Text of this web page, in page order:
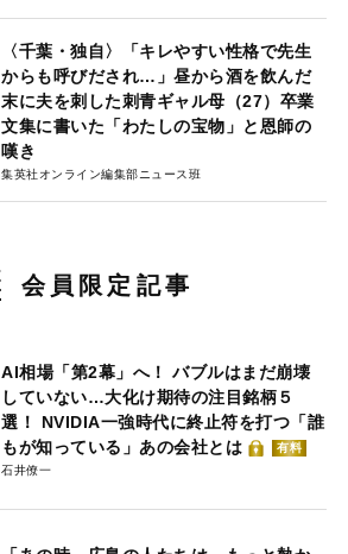
〈千葉・独自〉「キレやすい性格で先生
からも呼びだされ…」昼から酒を飲んだ
末に夫を刺した刺青ギャル母（27）卒業
文集に書いた「わたしの宝物」と恩師の
嘆き
集英社オンライン編集部ニュース班
会員限定記事
AI相場「第2幕」へ！ バブルはまだ崩壊
していない…大化け期待の注目銘柄５
選！ NVIDIA一強時代に終止符を打つ「誰
もが知っている」あの会社とは
有料
石井僚一